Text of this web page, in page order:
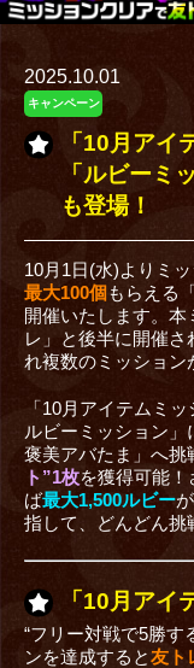
2025.10.01
キャンペーン
「10月アイ
「ルビーミ
も登場！
10月1日(水)よりミ
最大100個もらえる
開催いたします。本
レ」と後半に開催
れ複数のミッション
「10月アイテムミ
ルビーミッション」
褒美アバたま」へ挑
ト”1枚を獲得可能
ば最大1,500ルビー
指して、どんどん挑
「10月アイ
“フリー対戦で5勝す
ンを達成すると友ト